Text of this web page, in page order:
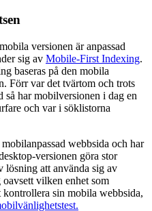
versionen är anpassad
sig av Mobile-First Indexing.
baseras på den mobila
Förr var det tvärtom och trots
så har mobilversionen i dag en
och var i söklistorna
webbsida och har
versionen göra stor
att använda sig av
vilken enhet som
kontrollera sin mobila webbsida,